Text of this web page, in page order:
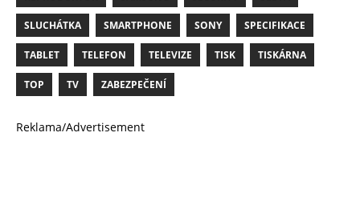
SLUCHÁTKA SMARTPHONE SONY SPECIFIKACE
TABLET TELEFON TELEVIZE TISK TISKÁRNA
TOP TV ZABEZPEČENÍ
Reklama/Advertisement